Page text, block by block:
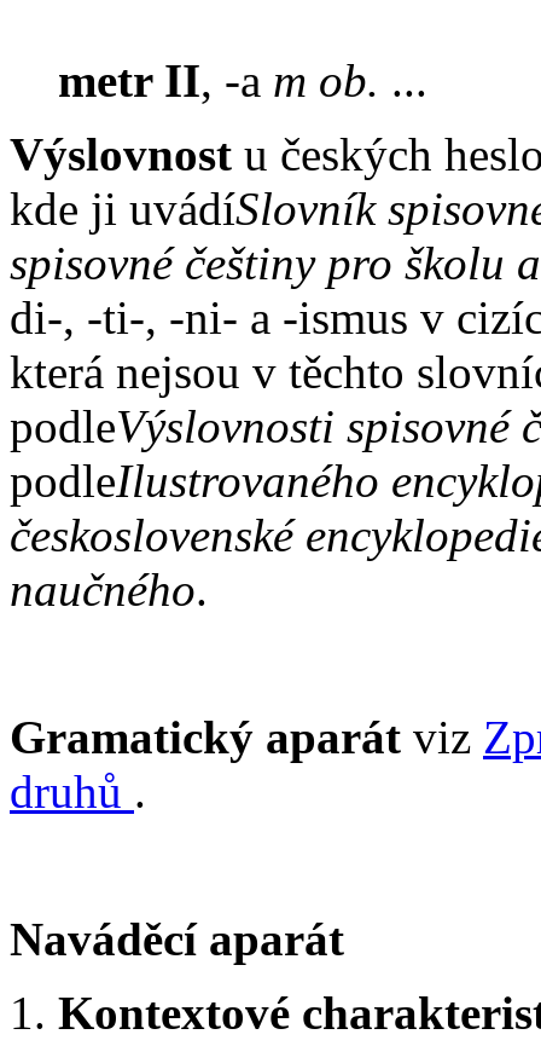
metr II, -a m ob. ...
Výslovnost u českých
kde ji uvádíSlovník
spisovné češtiny pro školu
di-, -ti-, -ni- a -ismus v
která nejsou v těchto
podleVýslovnosti spisovné
podleIlustrovaného
československé
naučného.
Gramatický aparát viz
druhů .
Naváděcí aparát
1. Kontextové